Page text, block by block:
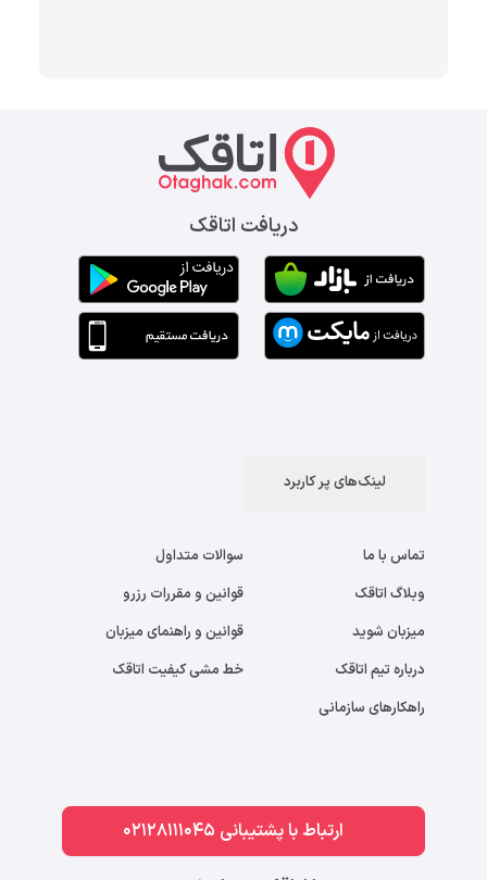
دریافت اتاقک
لینک‌های پر کاربرد
تماس با ما
وبلاگ اتاقک
میزبان شوید
درباره تیم اتاقک
راهکارهای سازمانی
سوالات متداول
قوانین و مقررات رزرو
قوانین و راهنمای میزبان
خط مشی کیفیت اتاقک
ارتباط با پشتیبانی 02128111045